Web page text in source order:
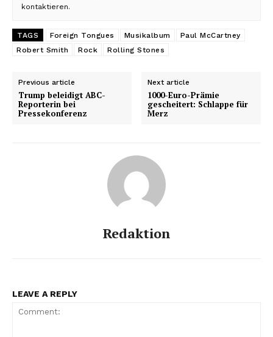
kontaktieren.
TAGS Foreign Tongues Musikalbum
Paul McCartney
Robert Smith
Rock Rolling Stones
Previous article
Trump beleidigt ABC-
Reporterin bei
Pressekonferenz
Next article
1000-Euro-Prämie
gescheitert: Schlappe für
Merz
Redaktion
LEAVE A REPLY